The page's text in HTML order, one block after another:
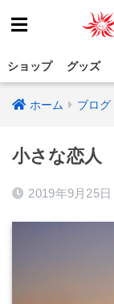
ショップ グッズ
ホーム ブログ
小さな恋人
2019年9月25日